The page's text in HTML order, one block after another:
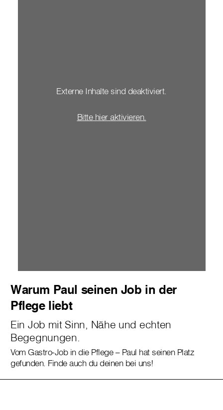
Externe Inhalte sind deaktiviert.
Bitte hier aktivieren.
Warum Paul seinen Job in der
Pflege liebt
Ein Job mit Sinn, Nähe und echten
Begegnungen.
Vom Gastro-Job in die Pflege – Paul hat seinen Platz
gefunden. Finde auch du deinen bei uns!